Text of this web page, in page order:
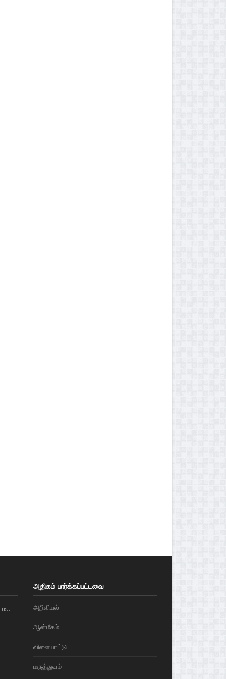
அதிகம் பார்க்கப்பட்டவை
அறிவியல்
ஆன்மீகம்
விளையாட்டு
மரு‌த்துவ‌ம்